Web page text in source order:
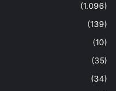
(1.096)
(139)
(10)
(35)
(34)